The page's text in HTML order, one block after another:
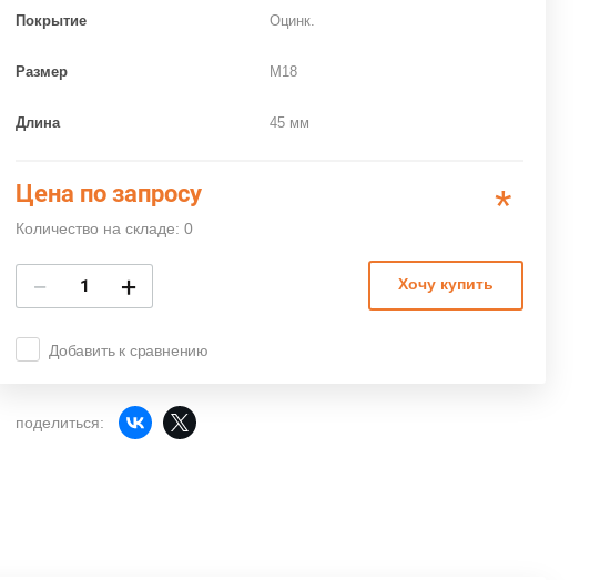
Покрытие Оцинк.
Размер M18
Длина 45 мм
Цена по запросу
Количество на складе: 0 *
− + Хочу купить
Добавить к сравнению
поделиться: